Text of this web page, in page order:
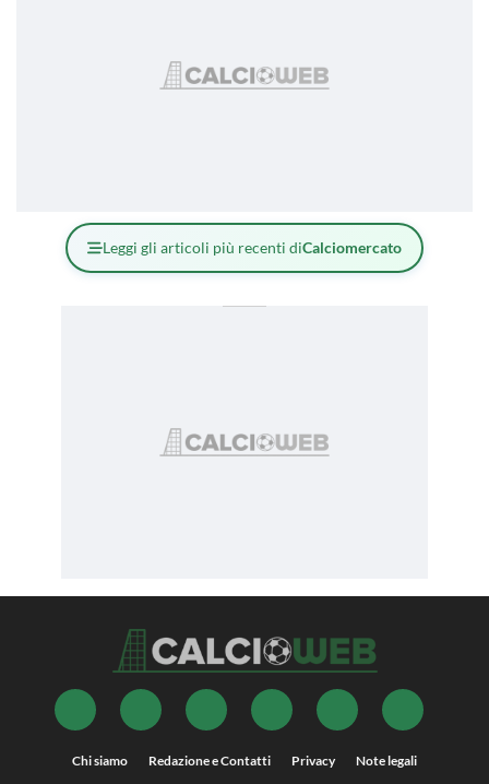
Leggi gli articoli più recenti diCalciomercato
Chi siamo Redazione e Contatti Privacy Note legali